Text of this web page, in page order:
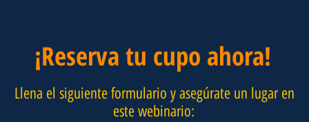
¡Reserva tu cupo ahora!
Llena el siguiente formulario y asegúrate un lugar en
este webinario: